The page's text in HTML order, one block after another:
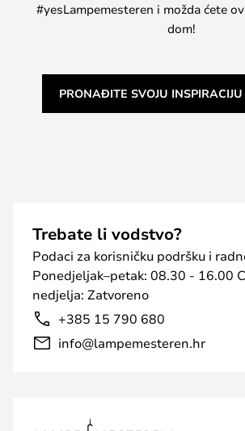
#yesLampemesteren i možda ćete
dom!
PRONAĐITE SVOJU INSPIRACIJU
Trebate li vodstvo?
Podaci za korisničku podršku i
Ponedjeljak–petak: 08.30 - 16.00
nedjelja: Zatvoreno
+385 15 790 680
info@lampemesteren.hr